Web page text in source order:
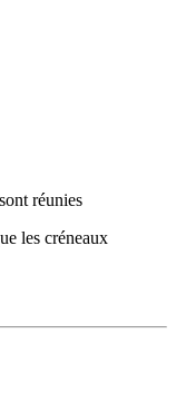
réunies
les créneaux